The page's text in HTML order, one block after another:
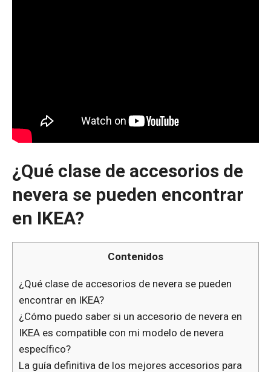
¿Qué clase de accesorios de
nevera se pueden encontrar
en IKEA?
Contenidos
¿Qué clase de accesorios de nevera se pueden
encontrar en IKEA?
¿Cómo puedo saber si un accesorio de nevera en
IKEA es compatible con mi modelo de nevera
específico?
La guía definitiva de los mejores accesorios para